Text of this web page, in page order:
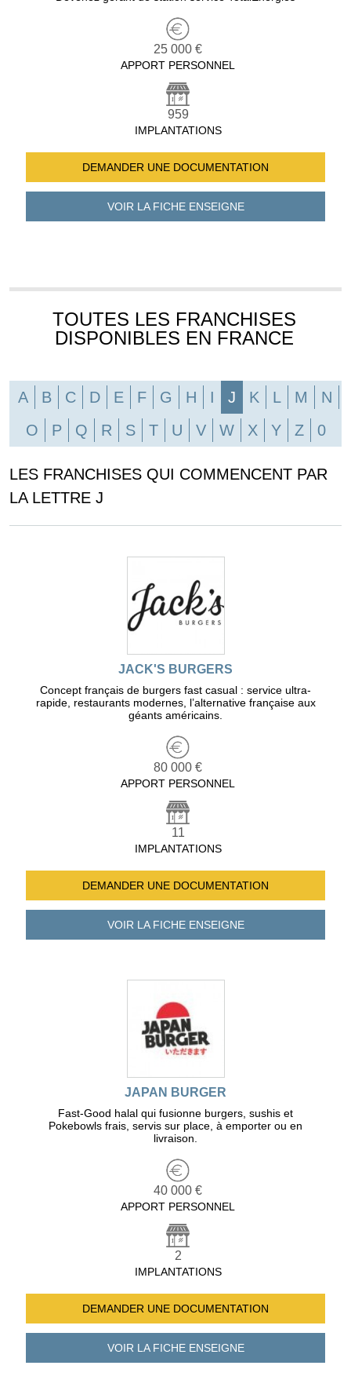
25 000 €
APPORT PERSONNEL
959
IMPLANTATIONS
DEMANDER UNE DOCUMENTATION
VOIR LA FICHEENSEIGNE
TOUTES LES FRANCHISES
DISPONIBLES EN FRANCE
A B C D E F G H I J K L M
N
O
P Q R S T U V W X Y Z 0
LES FRANCHISES QUI COMMENCENT PAR
LA LETTRE J
JACK'S BURGERS
Concept français de burgers fast casual : service ultra-
rapide, restaurants modernes, l’alternative française aux
géants américains.
80 000 €
APPORT PERSONNEL
11
IMPLANTATIONS
DEMANDER UNE DOCUMENTATION
VOIR LA FICHEENSEIGNE
JAPAN BURGER
Fast-Good halal qui fusionne burgers, sushis et
Pokebowls frais, servis sur place, à emporter ou en
livraison.
40 000 €
APPORT PERSONNEL
2
IMPLANTATIONS
DEMANDER UNE DOCUMENTATION
VOIR LA FICHEENSEIGNE